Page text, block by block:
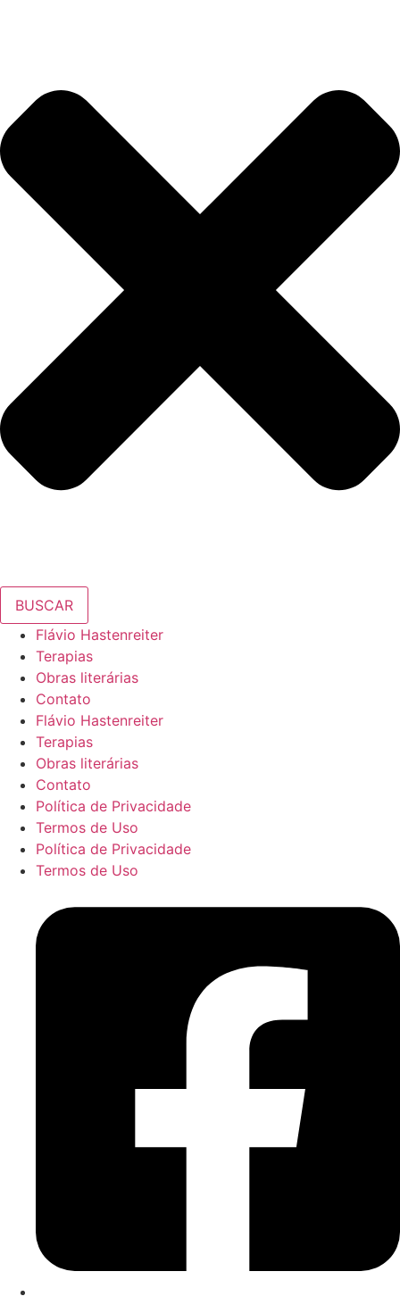
BUSCAR
Flávio Hastenreiter
Terapias
Obras literárias
Contato
Flávio Hastenreiter
Terapias
Obras literárias
Contato
Política de Privacidade
Termos de Uso
Política de Privacidade
Termos de Uso